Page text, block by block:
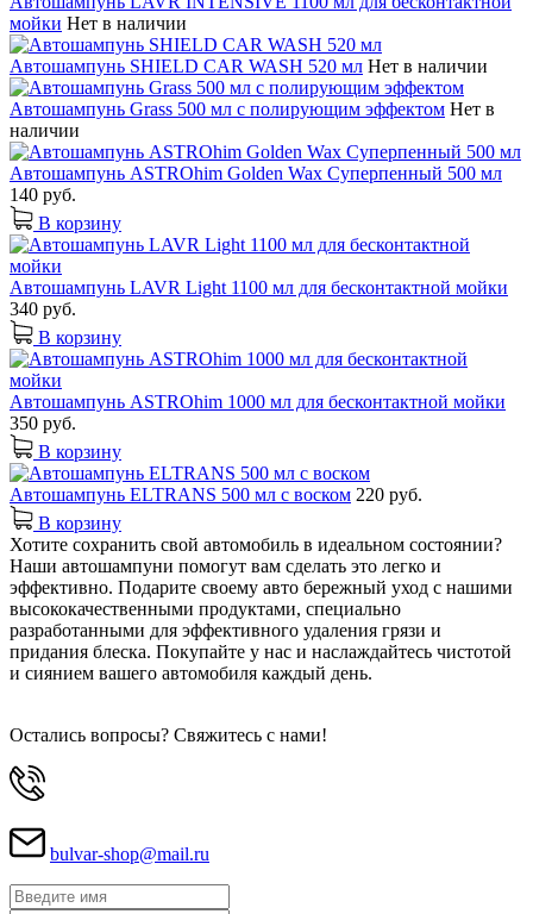
мойки Нет в наличии
Автошампунь SHIELD CAR WASH 520 мл Нет в наличии
Автошампунь Grass 500 мл с полирующим эффектом Нет в
наличии
Автошампунь ASTROhim Golden Wax Суперпенный 500 мл
140 руб.
В корзину
Автошампунь LAVR Light 1100 мл для бесконтактной мойки
340 руб.
В корзину
Автошампунь ASTROhim 1000 мл для бесконтактной мойки
350 руб.
В корзину
Автошампунь ELTRANS 500 мл с воском 220 руб.
В корзину
Хотите сохранить свой автомобиль в идеальном состоянии?
Наши автошампуни помогут вам сделать это легко и
эффективно. Подарите своему авто бережный уход с нашими
высококачественными продуктами, специально
разработанными для эффективного удаления грязи и
придания блеска. Покупайте у нас и наслаждайтесь чистотой
и сиянием вашего автомобиля каждый день.
Остались вопросы? Свяжитесь с нами!
bulvar-shop@mail.ru